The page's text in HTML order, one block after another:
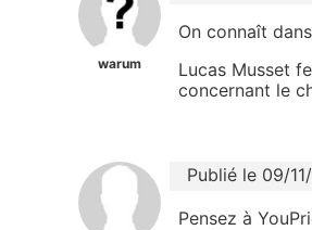
warum
On connaît
Lucas Musset
concernant le
Publié le 09/
Pensez à